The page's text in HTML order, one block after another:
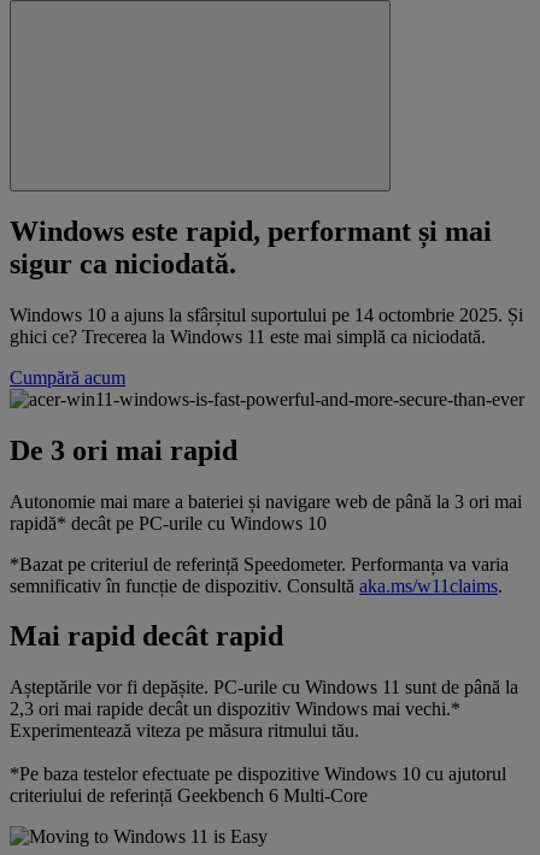
Windows este rapid, performant și mai
sigur ca niciodată.
Windows 10 a ajuns la sfârșitul suportului pe 14 octombrie 2025. Și
ghici ce? Trecerea la Windows 11 este mai simplă ca niciodată.
Cumpără acum
De 3 ori mai rapid
Autonomie mai mare a bateriei și navigare web de până la 3 ori mai
rapidă* decât pe PC-urile cu Windows 10
*Bazat pe criteriul de referință Speedometer. Performanța va varia
semnificativ în funcție de dispozitiv. Consultă aka.ms/w11claims.
Mai rapid decât rapid
Așteptările vor fi depășite. PC-urile cu Windows 11 sunt de până la
2,3 ori mai rapide decât un dispozitiv Windows mai vechi.*
Experimentează viteza pe măsura ritmului tău.
*Pe baza testelor efectuate pe dispozitive Windows 10 cu ajutorul
criteriului de referință Geekbench 6 Multi-Core